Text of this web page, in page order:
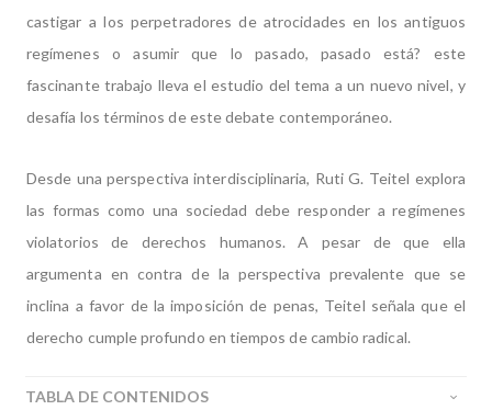
castigar a los perpetradores de atrocidades en los antiguos
regímenes o asumir que lo pasado, pasado está? este
fascinante trabajo lleva el estudio del tema a un nuevo nivel, y
desafía los términos de este debate contemporáneo.
Desde una perspectiva interdisciplinaria, Ruti G. Teitel explora
las formas como una sociedad debe responder a regímenes
violatorios de derechos humanos. A pesar de que ella
argumenta en contra de la perspectiva prevalente que se
inclina a favor de la imposición de penas, Teitel señala que el
derecho cumple profundo en tiempos de cambio radical.
TABLA DE CONTENIDOS